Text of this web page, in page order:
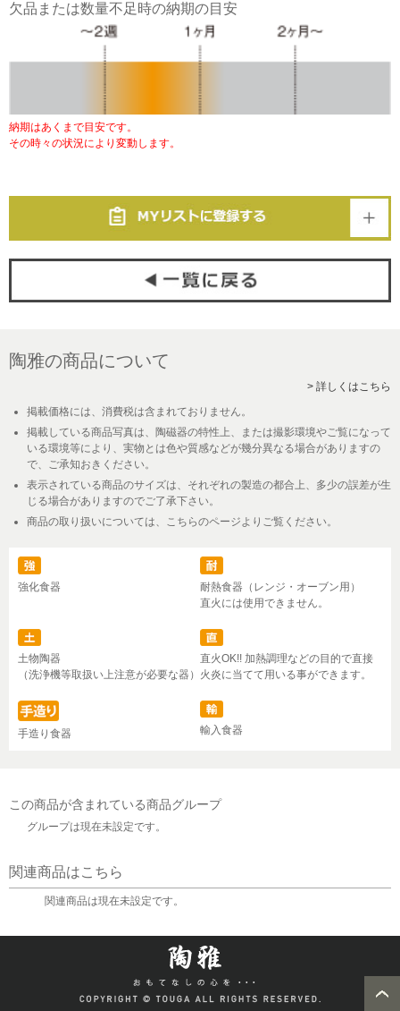
欠品または数量不足時の納期の目安
納期はあくまで目安です。
その時々の状況により変動します。
陶雅の商品について
> 詳しくはこちら
掲載価格には、消費税は含まれておりません。
掲載している商品写真は、陶磁器の特性上、または撮影環境やご覧になって
いる環境等により、実物とは色や質感などが幾分異なる場合がありますの
で、ご承知おきください。
表示されている商品のサイズは、それぞれの製造の都合上、多少の誤差が生
じる場合がありますのでご了承下さい。
商品の取り扱いについては、こちらのページよりご覧ください。
強化食器
耐熱食器（レンジ・オーブン用）
直火には使用できません。
土物陶器
（洗浄機等取扱い上注意が必要な器）
直火OK!! 加熱調理などの目的で直接
火炎に当てて用いる事ができます。
手造り食器 輸入食器
この商品が含まれている商品グループ
グループは現在未設定です。
関連商品はこちら
関連商品は現在未設定です。